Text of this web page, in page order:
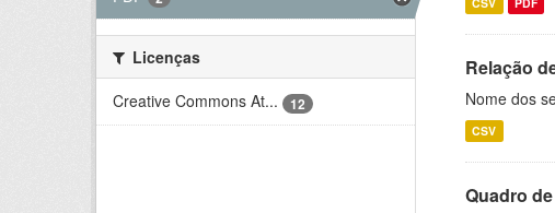
Licenças
Creative Commons At...
12
Relação
Nome dos
CSV
Quadro